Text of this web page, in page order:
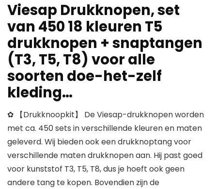
Viesap Drukknopen, set
van 450 18 kleuren T5
drukknopen + snaptangen
(T3, T5, T8) voor alle
soorten doe-het-zelf
kleding…
✿ 【Drukknoopkit】 De Viesap-drukknopen worden
met ca. 450 sets in verschillende kleuren en maten
geleverd. Wij bieden ook een drukknoptang voor
verschillende maten drukknopen aan. Hij past goed
voor kunststof T3, T5, T8, dus je hoeft ook geen
andere tang te kopen. Bovendien zijn de